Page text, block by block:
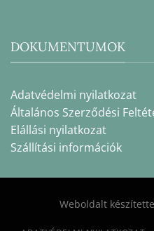
DOKUMENTUMOK
Adatvédelmi nyilatkozat
Általános Szerződési
Elállási nyilatkozat
Szállítási információk
Weboldalt